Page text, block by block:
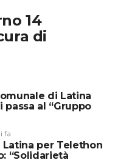
14
di
di Latina
passa al “Gruppo
fa
Latina per Telethon
“Solidarietà